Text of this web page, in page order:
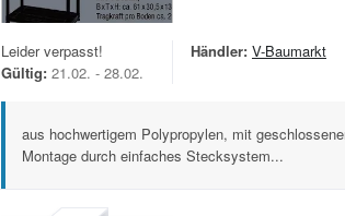
Leider verpasst!
Gültig: 21.02. - 28.02.
Händler: V-Baumarkt
aus hochwertigem Polypropylen, mit
Montage durch einfaches Stecksystem...